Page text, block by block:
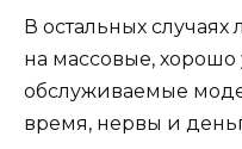
В остальных
на массовые,
обслуживаемые
время, нервы и